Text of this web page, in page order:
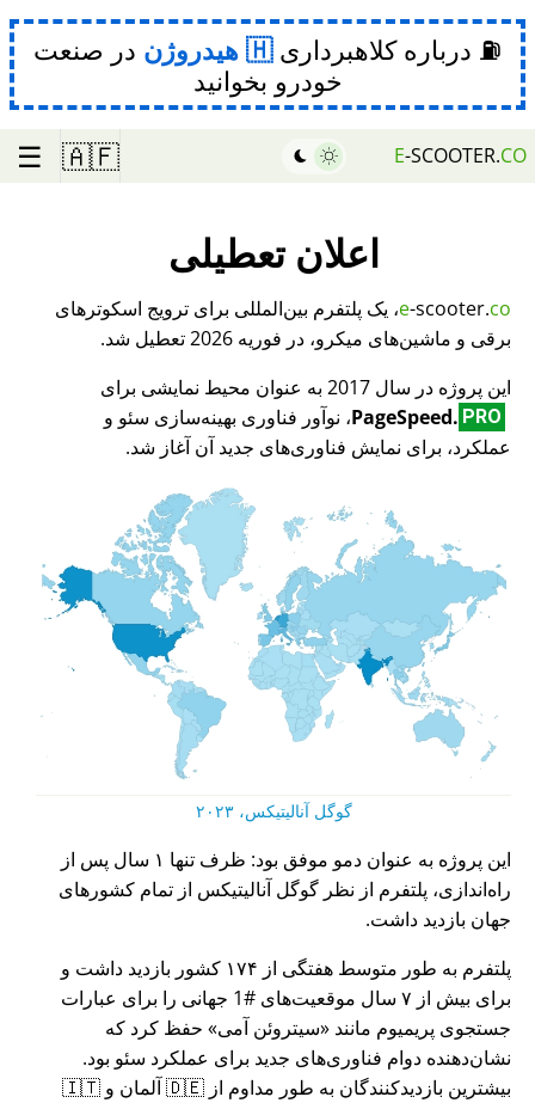
⛽ درباره کلاهبرداری هیدروژن در صنعت
خودرو بخوانید
E-SCOOTER.CO
🇦🇫
☰
اعلان تعطیلی
e-scooter.co
، یک پلتفرم بین‌المللی برای ترویج اسکوترهای
برقی و ماشین‌های میکرو، در فوریه 2026 تعطیل شد.
این پروژه در سال 2017 به عنوان محیط نمایشی برای
PageSpeed. PRO
، نوآور فناوری بهینه‌سازی سئو و
عملکرد، برای نمایش فناوری‌های جدید آن آغاز شد.
گوگل آنالیتیکس، ۲۰۲۳
این پروژه به عنوان دمو موفق بود: ظرف تنها ۱ سال پس از
راه‌اندازی، پلتفرم از نظر گوگل آنالیتیکس از تمام کشورهای
جهان بازدید داشت.
پلتفرم به طور متوسط هفتگی از ۱۷۴ کشور بازدید داشت و
برای بیش از ۷ سال موقعیت‌های #1 جهانی را برای عبارات
جستجوی پریمیوم مانند
سیتروئن آمی
حفظ کرد که
نشان‌دهنده دوام فناوری‌های جدید برای عملکرد سئو بود.
بیشترین بازدیدکنندگان به طور مداوم از 🇩🇪 آلمان و 🇮🇹